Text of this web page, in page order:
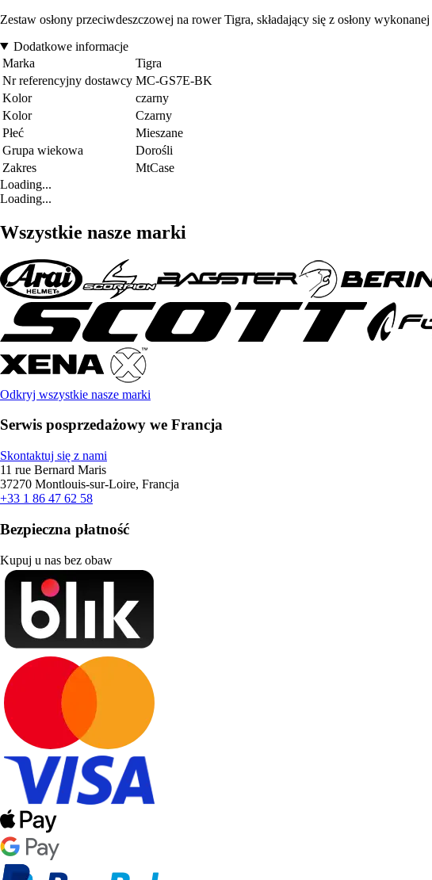
Zestaw osłony przeciwdeszczowej na rower Tigra, składający się z osłony
Dodatkowe informacje
Marka
Tigra
Nr referencyjny dostawcy MC-GS7E-BK
Kolor
czarny
Kolor
Czarny
Płeć
Mieszane
Grupa wiekowa
Dorośli
Zakres
MtCase
Loading...
Loading...
Wszystkie nasze marki
Odkryj wszystkie nasze marki
Serwis posprzedażowy we Francja
Skontaktuj się z nami
11 rue Bernard Maris
37270 Montlouis-sur-Loire, Francja
+33 1 86 47 62 58
Bezpieczna płatność
Kupuj u nas bez obaw